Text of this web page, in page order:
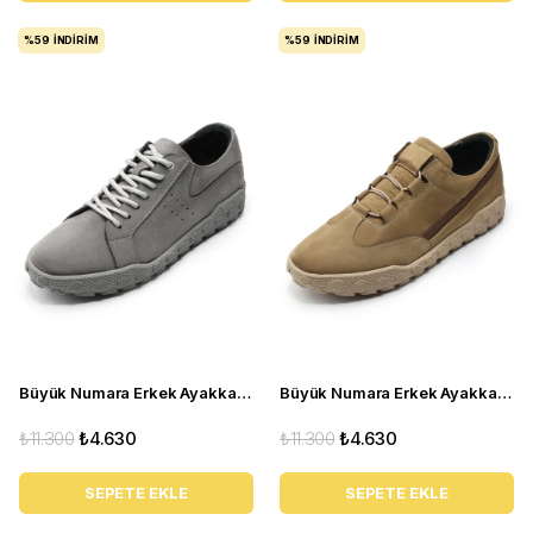
Büyük Numara Erkek Ayakkabı GOM8013 GRİ
₺4.630
₺11.300
SEPETE EKLE
%59 İNDIRIM
Büyük Numara Erkek Ayakkabı GOM2073 Kum
₺4.630
₺11.300
SEPETE EKLE
%59 İNDIRIM